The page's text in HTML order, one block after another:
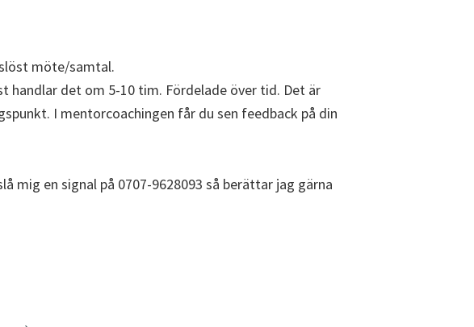
möte/samtal.
handlar det om 5-10 tim. Fördelade över tid. Det är
I mentorcoachingen får du sen feedback på din
mig en signal på 0707-9628093 så berättar jag gärna